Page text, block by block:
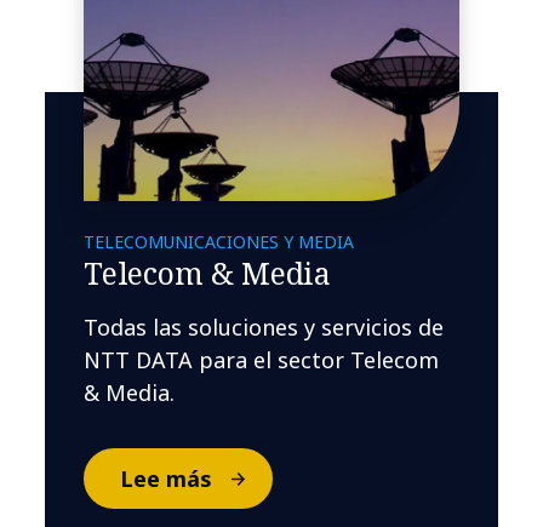
TELECOMUNICACIONES Y MEDIA
Telecom & Media
Todas las soluciones y servicios de
NTT DATA para el sector Telecom
& Media.
Lee más